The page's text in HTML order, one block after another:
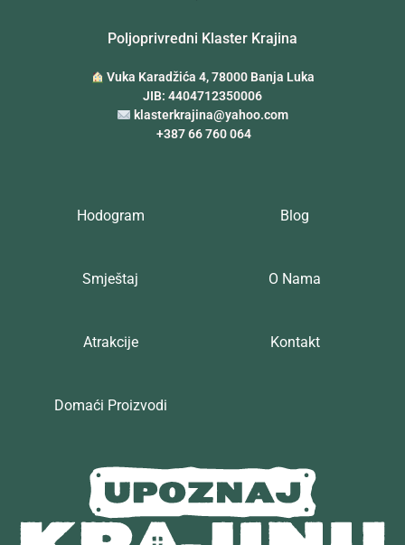
Poljoprivredni Klaster Krajina
Vuka Karadžića 4, 78000 Banja Luka
JIB: 4404712350006
klasterkrajina@yahoo.com
+387 66 760 064
Hodogram
Smještaj
Atrakcije
Domaći Proizvodi
Blog
O Nama
Kontakt